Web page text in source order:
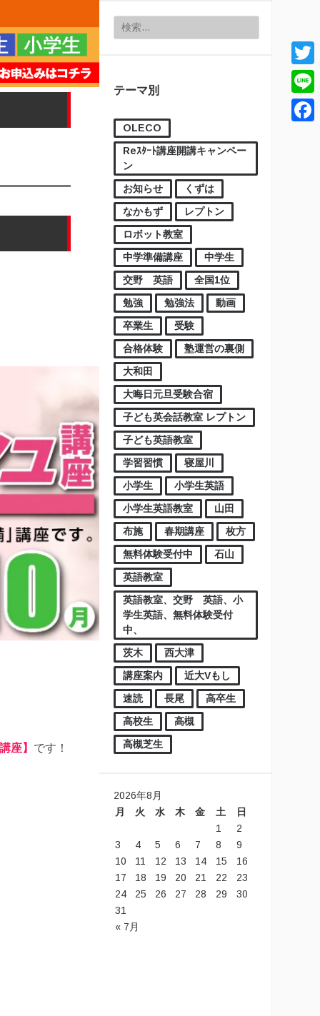
検索:
テーマ別
OLECO
Reｽﾀｰﾄ講座開講キャンペー
ン
お知らせ
くずは
なかもず
レプトン
ロボット教室
中学準備講座
中学生
交野 英語
全国1位
勉強
勉強法
動画
卒業生
受験
合格体験
塾運営の裏側
大和田
大晦日元旦受験合宿
子ども英会話教室 レプトン
子ども英語教室
学習習慣
寝屋川
小学生
小学生英語
小学生英語教室
山田
布施
春期講座
枚方
無料体験受付中
石山
英語教室
英語教室、交野 英語、小
学生英語、無料体験受付
中、
茨木
西大津
講座案内
近大Vもし
速読
長尾
高卒生
高校生
高槻
高槻芝生
2026年8月
月
火 水 木 金 土 日
« 7月
1
2
3
4 5 6 7 8
9
10
11 12 13 14 15
16
17
18 19 20 21 22
23
24
25 26 27 28 29
30
31
座】 です！
Line